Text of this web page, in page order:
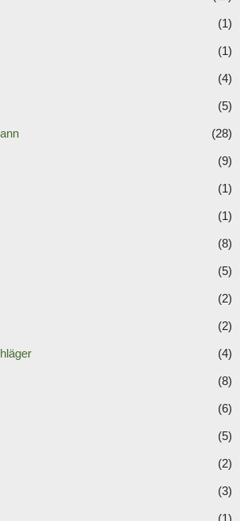
(1)
(1)
(4)
(5)
(28)
(9)
(1)
(1)
(8)
(5)
(2)
(2)
(4)
(8)
(6)
(5)
(2)
(3)